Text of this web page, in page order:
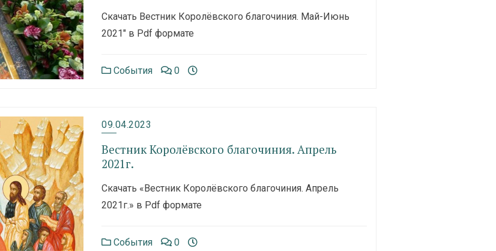
Скачать Вестник Королёвского благочиния. Май-Июнь
2021″ в Pdf формате
События 0
09.04.2023
Вестник Королёвского благочиния. Апрель
2021г.
Скачать «Вестник Королёвского благочиния. Апрель
2021г.» в Pdf формате
События 0